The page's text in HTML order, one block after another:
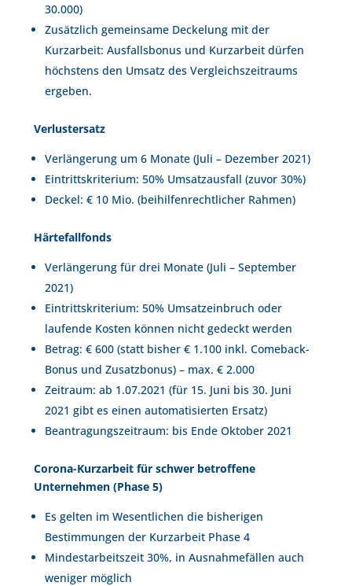
30.000)
Zusätzlich gemeinsame Deckelung mit der
Kurzarbeit: Ausfallsbonus und Kurzarbeit dürfen
höchstens den Umsatz des Vergleichszeitraums
ergeben.
Verlustersatz
Verlängerung um 6 Monate (Juli – Dezember 2021)
Eintrittskriterium: 50% Umsatzausfall (zuvor 30%)
Deckel: € 10 Mio. (beihilfenrechtlicher Rahmen)
Härtefallfonds
Verlängerung für drei Monate (Juli – September
2021)
Eintrittskriterium: 50% Umsatzeinbruch oder
laufende Kosten können nicht gedeckt werden
Betrag: € 600 (statt bisher € 1.100 inkl. Comeback-
Bonus und Zusatzbonus) – max. € 2.000
Zeitraum: ab 1.07.2021 (für 15. Juni bis 30. Juni
2021 gibt es einen automatisierten Ersatz)
Beantragungszeitraum: bis Ende Oktober 2021
Corona-Kurzarbeit für schwer betroffene
Unternehmen (Phase 5)
Es gelten im Wesentlichen die bisherigen
Bestimmungen der Kurzarbeit Phase 4
Mindestarbeitszeit 30%, in Ausnahmefällen auch
weniger möglich